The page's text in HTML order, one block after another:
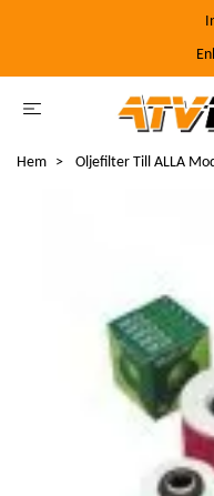
Hem Oljefilter Till ALLA